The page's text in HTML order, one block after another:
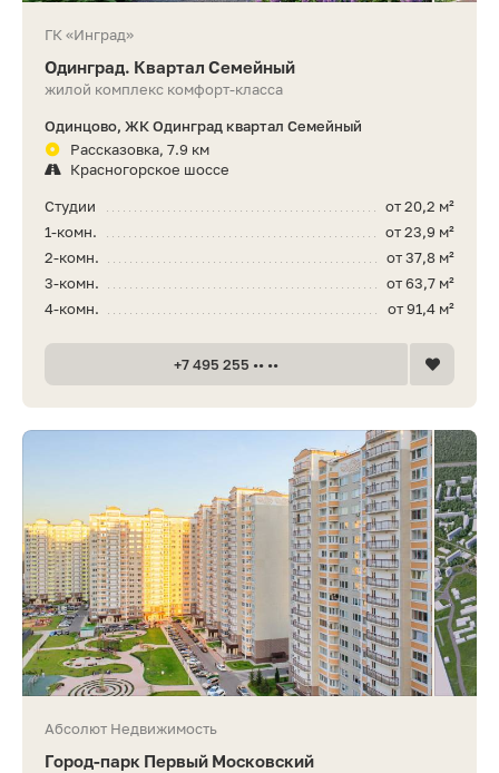
ГК «Инград»
Одинград. Квартал Семейный
жилой комплекс комфорт-класса
Одинцово, ЖК Одинград квартал Семейный
Рассказовка, 7.9 км
Красногорское шоссе
от 20,2 м²
Студии
от 23,9 м²
1-комн.
от 37,8 м²
2-комн.
от 63,7 м²
3-комн.
от 91,4 м²
4-комн.
+7 495 255 •• ••
Абсолют Недвижимость
Город-парк Первый Московский